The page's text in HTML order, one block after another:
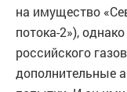
на имущество
потока-2»),
российского
дополнительные